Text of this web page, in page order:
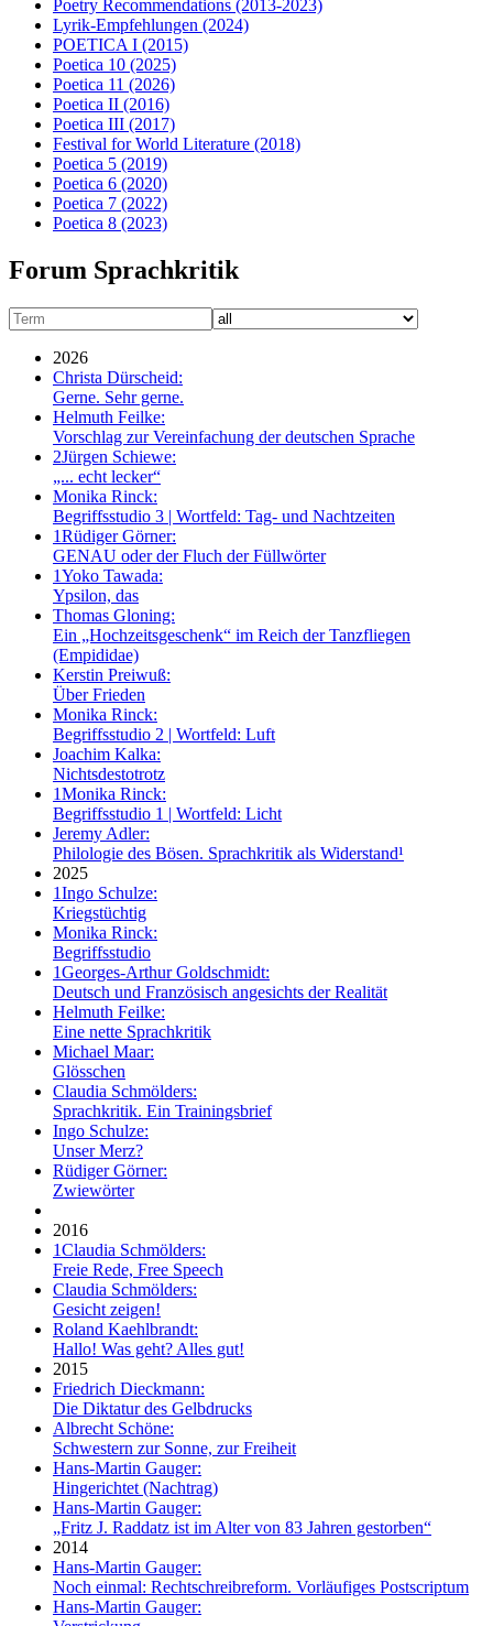
Poetry Recommendations (2013-2023)
Lyrik-Empfehlungen (2024)
POETICA I (2015)
Poetica 10 (2025)
Poetica 11 (2026)
Poetica II (2016)
Poetica III (2017)
Festival for World Literature (2018)
Poetica 5 (2019)
Poetica 6 (2020)
Poetica 7 (2022)
Poetica 8 (2023)
Forum Sprachkritik
2026
Christa Dürscheid:
Gerne. Sehr gerne.
Helmuth Feilke:
Vorschlag zur Vereinfachung der deutschen Sprache
2Jürgen Schiewe:
„... echt lecker“
Monika Rinck:
Begriffsstudio 3 | Wortfeld: Tag- und Nachtzeiten
1Rüdiger Görner:
GENAU oder der Fluch der Füllwörter
1Yoko Tawada:
Ypsilon, das
Thomas Gloning:
Ein „Hochzeitsgeschenk“ im Reich der Tanzfliegen
(Empididae)
Kerstin Preiwuß:
Über Frieden
Monika Rinck:
Begriffsstudio 2 | Wortfeld: Luft
Joachim Kalka:
Nichtsdestotrotz
1Monika Rinck:
Begriffsstudio 1 | Wortfeld: Licht
Jeremy Adler:
Philologie des Bösen. Sprachkritik als Widerstand¹
2025
1Ingo Schulze:
Kriegstüchtig
Monika Rinck:
Begriffsstudio
1Georges-Arthur Goldschmidt:
Deutsch und Französisch angesichts der Realität
Helmuth Feilke:
Eine nette Sprachkritik
Michael Maar:
Glösschen
Claudia Schmölders:
Sprachkritik. Ein Trainingsbrief
Ingo Schulze:
Unser Merz?
Rüdiger Görner:
Zwiewörter
2016
1Claudia Schmölders:
Freie Rede, Free Speech
Claudia Schmölders:
Gesicht zeigen!
Roland Kaehlbrandt:
Hallo! Was geht? Alles gut!
2015
Friedrich Dieckmann:
Die Diktatur des Gelbdrucks
Albrecht Schöne:
Schwestern zur Sonne, zur Freiheit
Hans-Martin Gauger:
Hingerichtet (Nachtrag)
Hans-Martin Gauger:
„Fritz J. Raddatz ist im Alter von 83 Jahren gestorben“
2014
Hans-Martin Gauger:
Noch einmal: Rechtschreibreform. Vorläufiges Postscriptum
Hans-Martin Gauger: